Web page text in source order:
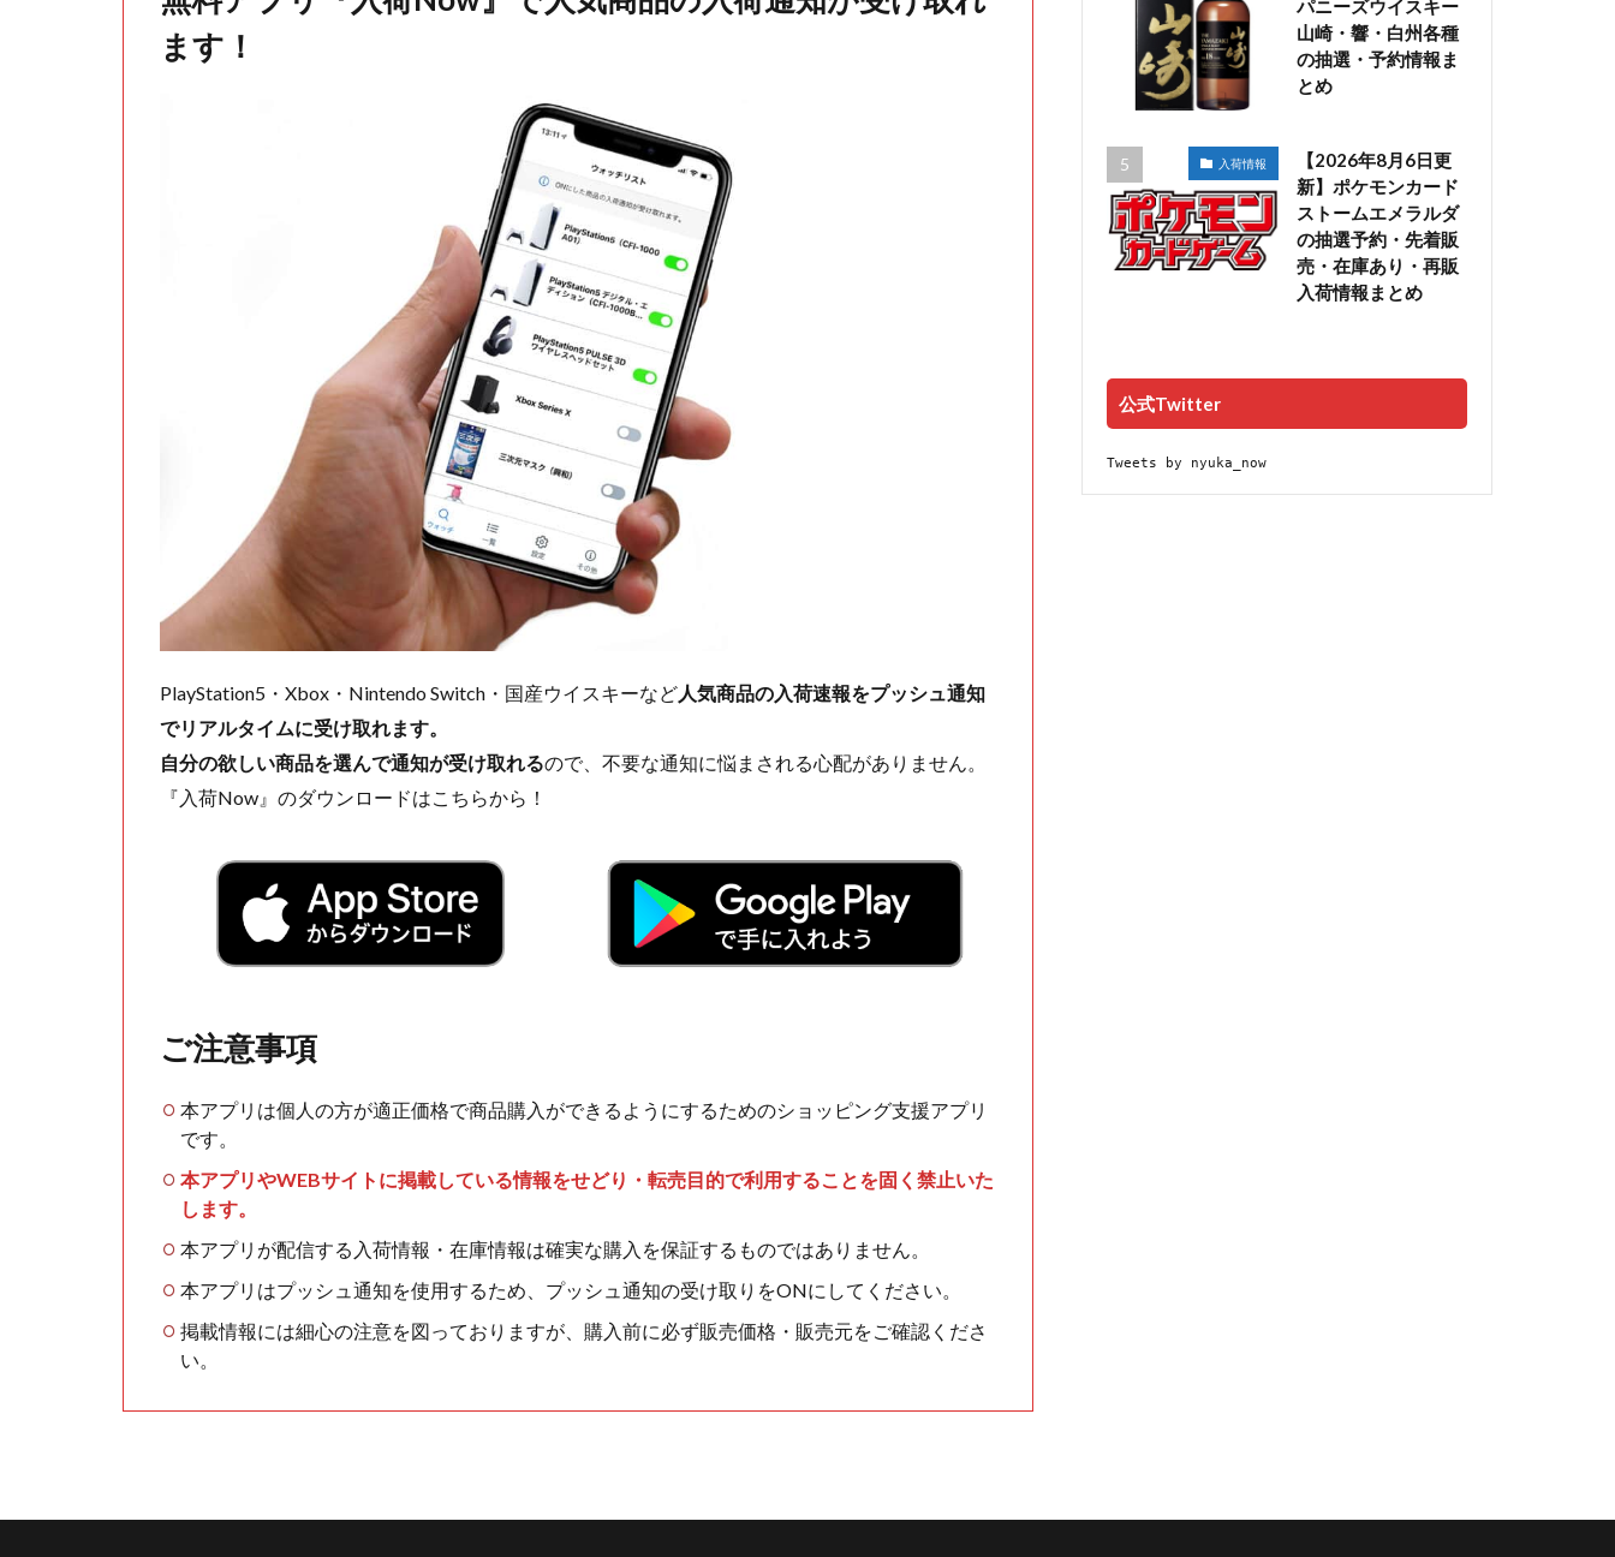
ます！
PlayStation5・Xbox・Nintendo Switch・国産ウイスキーなど人気商品の入荷速報をプッシュ通知
でリアルタイムに受け取れます。
自分の欲しい商品を選んで通知が受け取れるので、不要な通知に悩まされる心配がありません。
『入荷Now』のダウンロードはこちらから！
ご注意事項
本アプリは個人の方が適正価格で商品購入ができるようにするためのショッピング支援アプリ
です。
本アプリやWEBサイトに掲載している情報をせどり・転売目的で利用することを固く禁止いた
します。
本アプリが配信する入荷情報・在庫情報は確実な購入を保証するものではありません。
本アプリはプッシュ通知を使用するため、プッシュ通知の受け取りをONにしてください。
掲載情報には細心の注意を図っておりますが、購入前に必ず販売価格・販売元をご確認くださ
い。
パニーズウイスキー
山崎・響・白州各種
の抽選・予約情報ま
とめ
入荷情報
【2026年8月6日更
新】ポケモンカード
ストームエメラルダ
の抽選予約・先着販
売・在庫あり・再販
入荷情報まとめ
公式Twitter
Tweets by nyuka_now